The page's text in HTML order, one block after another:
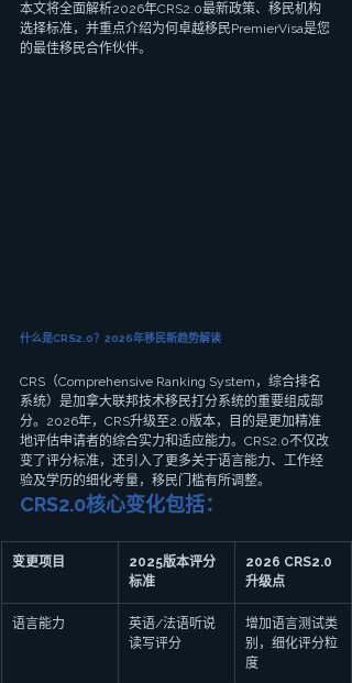
本文将全面解析2026年CRS2.0最新政策、移民机构
选择标准，并重点介绍为何卓越移民PremierVisa是您
的最佳移民合作伙伴。
什么是CRS2.0？2026年移民新趋势解读
CRS（Comprehensive Ranking System，综合排名
系统）是加拿大联邦技术移民打分系统的重要组成部
分。2026年，CRS升级至2.0版本，目的是更加精准
地评估申请者的综合实力和适应能力。CRS2.0不仅改
变了评分标准，还引入了更多关于语言能力、工作经
验及学历的细化考量，移民门槛有所调整。
CRS2.0核心变化包括：
变更项目
2025版本评分
标准
2026 CRS2.0
升级点
语言能力
英语/法语听说
读写评分
增加语言测试类
别，细化评分粒
度